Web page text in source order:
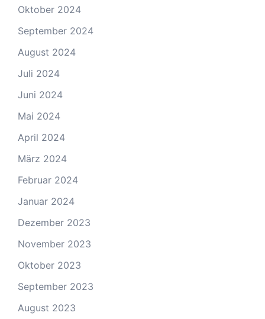
Oktober 2024
September 2024
August 2024
Juli 2024
Juni 2024
Mai 2024
April 2024
März 2024
Februar 2024
Januar 2024
Dezember 2023
November 2023
Oktober 2023
September 2023
August 2023